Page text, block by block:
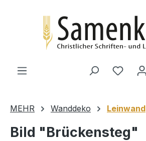
MEHR Wanddeko Leinwand
Bild "Brückensteg"